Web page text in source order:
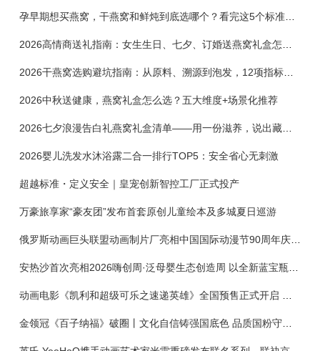
孕早期想买燕窝，干燕窝和鲜炖到底选哪个？看完这5个标准再下单
2026干燕窝选购避坑指南：从原料、溯源到泡发，12项指标判断靠谱燕窝
2026中秋送健康，燕窝礼盒怎么选？五大维度+场景化推荐
2026七夕浪漫告白礼燕窝礼盒清单——用一份滋养，说出藏在心底的爱
2026婴儿洗发水沐浴露二合一排行TOP5：安全省心无刺激
超越标准・定义安全｜皇宠创新智控工厂正式投产
万豪旅享家“豪友团”发布首套原创儿童绘本及多城夏日巡游
俄罗斯动画巨头联盟动画制片厂亮相中国国际动漫节90周年庆开启中国之旅新篇章
金领冠《百子纳福》破圈丨文化自信铸强国底色 品质国粉守护新生